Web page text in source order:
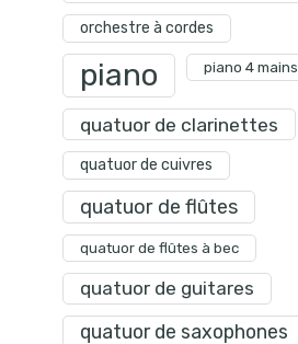
orchestre à cordes
piano piano 4 mains
quatuor de clarinettes
quatuor de cuivres
quatuor de flûtes
quatuor de flûtes à bec
quatuor de guitares
quatuor de saxophones